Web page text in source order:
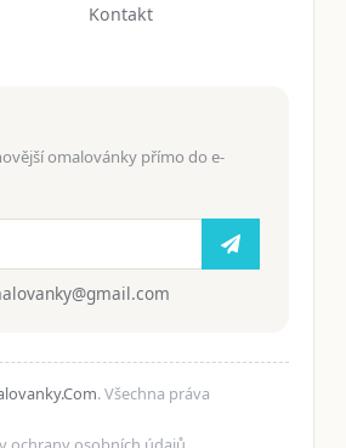
Kontakt
omalovánky přímo do e-
. Všechna práva